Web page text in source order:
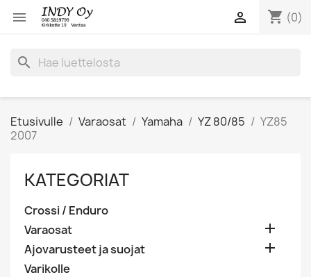
 shopping_cart (0)

search
Etusivulle Varaosat Yamaha YZ 80/85
YZ85
2007
KATEGORIAT
Crossi / Enduro
Varaosat

Ajovarusteet ja suojat 
Varikolle